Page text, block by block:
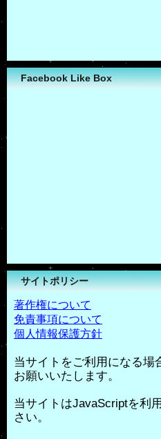
Facebook Like Box
サイトポリシー
著作権について
免責事項について
個人情報保護方針
当サイトをご利用になる場
お願いいたします。
当サイトはJavaScriptを利
さい。